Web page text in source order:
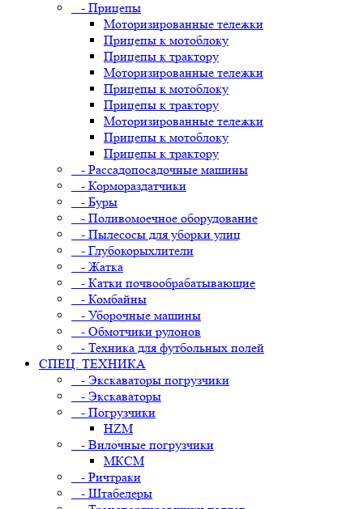
- Прицепы
Моторизированные тележки
Прицепы к мотоблоку
Прицепы к трактору
Моторизированные тележки
Прицепы к мотоблоку
Прицепы к трактору
Моторизированные тележки
Прицепы к мотоблоку
Прицепы к трактору
- Рассадопосадочные машины
- Кормораздатчики
- Буры
- Поливомоечное оборудование
- Пылесосы для уборки улиц
- Глубокорыхлители
- Жатка
- Катки почвообрабатывающие
- Комбайны
- Уборочные машины
- Обмотчики рулонов
- Техника для футбольных полей
СПЕЦ. ТЕХНИКА
- Экскаваторы погрузчики
- Экскаваторы
- Погрузчики
HZM
- Вилочные погрузчики
МКСМ
- Ричтраки
- Штабелеры